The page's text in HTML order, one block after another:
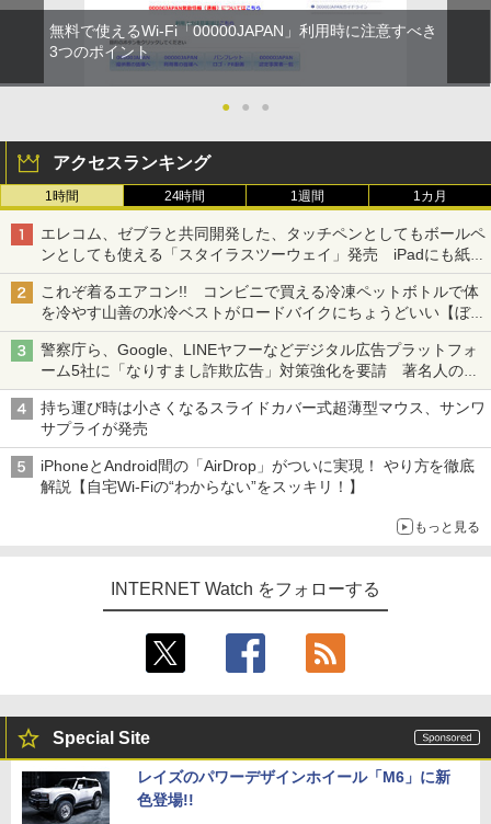
無料で使えるWi-Fi「00000JAPAN」利用時に注意すべき
3つのポイント
● ● ●
アクセスランキング
1時間 24時間 1週間 1カ月
エレコム、ゼブラと共同開発した、タッチペンとしてもボールペ
ンとしても使える「スタイラスツーウェイ」発売 iPadにも紙に
も、持ち替えずに書き込める
これぞ着るエアコン!! コンビニで買える冷凍ペットボトルで体
を冷やす山善の水冷ベストがロードバイクにちょうどいい【ぼっ
ち・ざ・ろーど！その14】【空いた時間でなにしてる？】
警察庁ら、Google、LINEヤフーなどデジタル広告プラットフォ
ーム5社に「なりすまし詐欺広告」対策強化を要請 著名人の写
真や映像を使った投資詐欺などへの対策として
持ち運び時は小さくなるスライドカバー式超薄型マウス、サンワ
サプライが発売
iPhoneとAndroid間の「AirDrop」がついに実現！ やり方を徹底
解説【自宅Wi-Fiの“わからない”をスッキリ！】
もっと見る
INTERNET Watch をフォローする
Special Site
レイズのパワーデザインホイール「M6」に新
色登場!!